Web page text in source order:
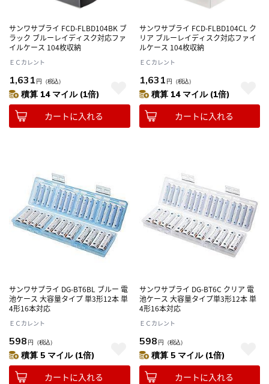
サンワサプライ FCD-FLBD104BK ブ
ラック ブルーレイディスク対応ファ
イルケース 104枚収納
ＥＣカレント
1,631 円 （税込）
積算 14 マイル (1倍)
カートに入れる
サンワサプライ FCD-FLBD104CL ク
リア ブルーレイディスク対応ファイ
ルケース 104枚収納
ＥＣカレント
1,631 円 （税込）
積算 14 マイル (1倍)
カートに入れる
サンワサプライ DG-BT6BL ブルー 電
池ケース 大容量タイプ 単3形12本 単
4形16本対応
ＥＣカレント
598 円 （税込）
積算 5 マイル (1倍)
カートに入れる
サンワサプライ DG-BT6C クリア 電
池ケース 大容量タイプ単3形12本 単
4形16本対応
ＥＣカレント
598 円 （税込）
積算 5 マイル (1倍)
カートに入れる